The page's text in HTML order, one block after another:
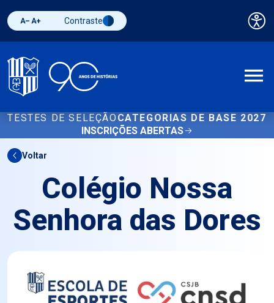
Diminuir fonte
Aumentar fonteAlternar contraste
Contraste
TESTES DE SELEÇÃO CATEGORIAS DE BASE 2027
INSCRIÇÕES ABERTAS
Voltar
Colégio Nossa
Senhora das Dores